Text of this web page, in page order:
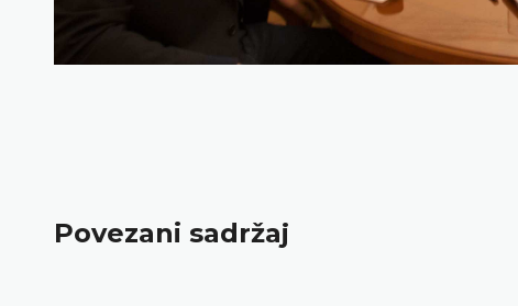
Povezani sadržaj